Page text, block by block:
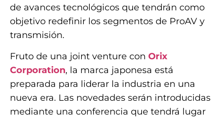
de avances tecnológicos que tendrán como
objetivo redefinir los segmentos de ProAV y
transmisión.
Fruto de una joint venture con Orix
Corporation, la marca japonesa está
preparada para liderar la industria en una
nueva era. Las novedades serán introducidas
mediante una conferencia que tendrá lugar